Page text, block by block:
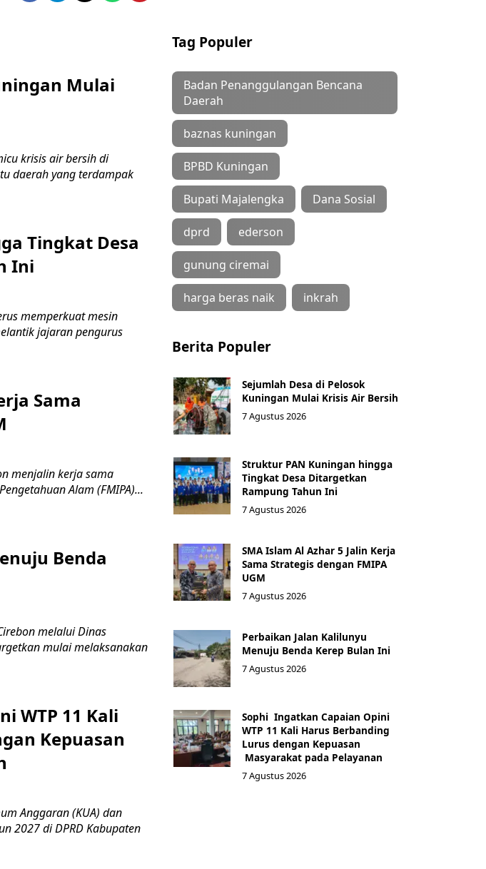
Mulai
krisis air bersih di
daerah yang terdampak
Tingkat Desa
Ini
memperkuat mesin
jajaran pengurus
Sama
menjalin kerja sama
Alam (FMIPA)...
Benda
melalui Dinas
mulai melaksanakan
WTP 11 Kali
Kepuasan
Anggaran (KUA) dan
2027 di DPRD Kabupaten
Tag Populer
Badan Penanggulangan Bencana
Daerah
baznas kuningan
BPBD Kuningan
Bupati Majalengka Dana Sosial
dprd ederson
gunung ciremai
harga beras naik inkrah
Berita Populer
Sejumlah Desa di Pelosok
Kuningan Mulai Krisis Air Bersih
7 Agustus 2026
Struktur PAN Kuningan hingga
Tingkat Desa Ditargetkan
Rampung Tahun Ini
7 Agustus 2026
SMA Islam Al Azhar 5 Jalin Kerja
Sama Strategis dengan FMIPA
UGM
7 Agustus 2026
Perbaikan Jalan Kalilunyu
Menuju Benda Kerep Bulan Ini
7 Agustus 2026
Sophi Ingatkan Capaian Opini
WTP 11 Kali Harus Berbanding
Lurus dengan Kepuasan
Masyarakat pada Pelayanan
7 Agustus 2026